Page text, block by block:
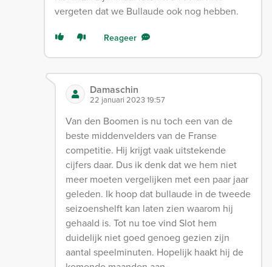
vergeten dat we Bullaude ook nog hebben.
Reageer
Damaschin
22 januari 2023 19:57
Van den Boomen is nu toch een van de
beste middenvelders van de Franse
competitie. Hij krijgt vaak uitstekende
cijfers daar. Dus ik denk dat we hem niet
meer moeten vergelijken met een paar jaar
geleden. Ik hoop dat bullaude in de tweede
seizoenshelft kan laten zien waarom hij
gehaald is. Tot nu toe vind Slot hem
duidelijk niet goed genoeg gezien zijn
aantal speelminuten. Hopelijk haakt hij de